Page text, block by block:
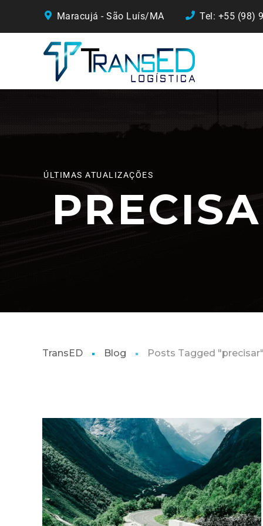
Maracujá - São Luís/MA Tel: +55 (98)
ÚLTIMAS ATUALIZAÇÕES
TransED Blog Posts Tagged